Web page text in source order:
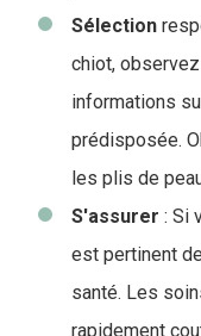
Sélection
chiot,
informations
prédisposée.
les plis de
S'assurer : Si
est pertinent
santé. Les
rapidement